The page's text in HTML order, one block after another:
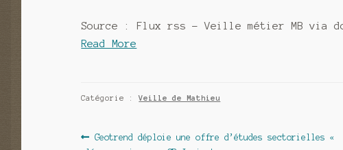
Source : Flux rss – Veille métier MB via
Read More
Catégorie :Veille de Mathieu
Navigation
Article
Geotrend déploie une offre d’études sectorielles «